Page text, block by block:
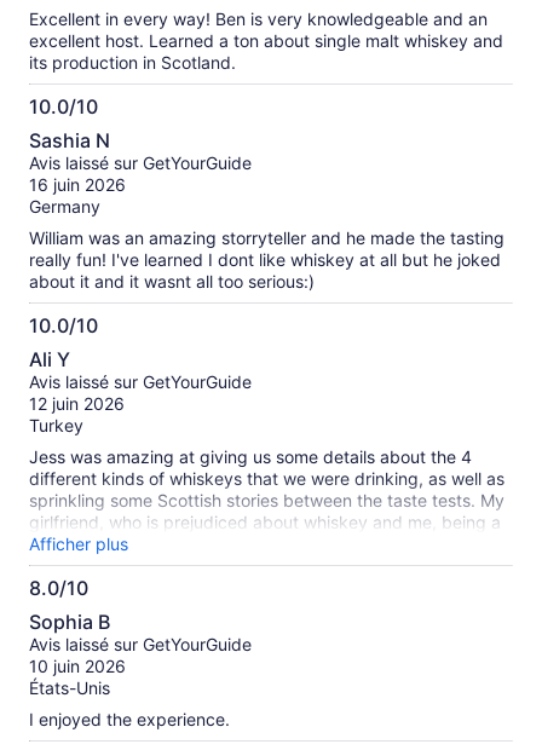
Excellent in every way! Ben is very knowledgeable and an
excellent host. Learned a ton about single malt whiskey and
its production in Scotland.
10.0/10
10.0
sur
10
Sashia N
Avis laissé sur GetYourGuide
16 juin 2026
Germany
William was an amazing storryteller and he made the tasting
really fun! I've learned I dont like whiskey at all but he joked
about it and it wasnt all too serious:)
10.0/10
10.0
sur
10
Ali Y
Avis laissé sur GetYourGuide
12 juin 2026
Turkey
Jess was amazing at giving us some details about the 4
different kinds of whiskeys that we were drinking, as well as
sprinkling some Scottish stories between the taste tests. My
girlfriend, who is prejudiced about whiskey and me, being a
whiskey enjoyer both had a good time.
Afficher plus
8.0/10
8.0
sur
10
Sophia B
Avis laissé sur GetYourGuide
10 juin 2026
États-Unis
I enjoyed the experience.